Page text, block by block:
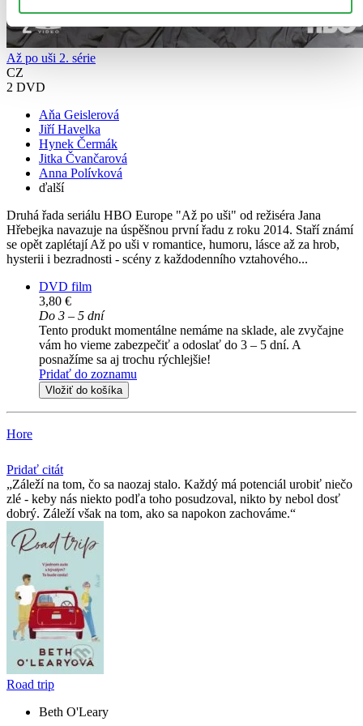
Až po uši 2. série
CZ
2 DVD
Aňa Geislerová
Jiří Havelka
Hynek Čermák
Jitka Čvančarová
Anna Polívková
ďalší
Druhá řada seriálu HBO Europe "Až po uši" od režiséra Jana
Hřebejka navazuje na úspěšnou první řadu z roku 2014. Staří známí
se opět zaplétají Až po uši v romantice, humoru, lásce až za hrob,
hysterii i bezradnosti - scény z každodenního vztahového...
DVD film
3,80 €
Do 3 – 5 dní
Tento produkt momentálne nemáme na sklade, ale zvyčajne
vám ho vieme zabezpečiť a odoslať do 3 – 5 dní. A
posnažíme sa aj trochu rýchlejšie!
Pridať do zoznamu
Vložiť do košíka
Hore
Pridať citát
Záleží na tom, čo sa naozaj stalo. Každý má potenciál urobiť niečo
zlé - keby nás niekto podľa toho posudzoval, nikto by nebol dosť
dobrý. Záleží však na tom, ako sa napokon zachováme.
Road trip
Beth O'Leary